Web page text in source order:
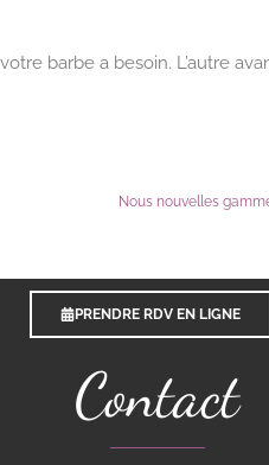
barbe a besoin. L’autre
Nous nouvelles
PRENDRE RDV EN LIGNE
Contact